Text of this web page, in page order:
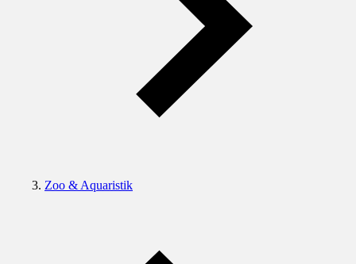
Zoo & Aquaristik